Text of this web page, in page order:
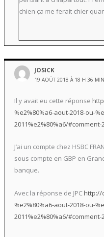
chien ça me ferait chier
JOSICK
19 AOÛT 2018 À 18 H 36 MIN
Il y avait eu cette réponse
%e2%80%a6-aout-2018-ou-
2011%e2%80%a6/#comment-
J’ai un compte chez HSBC
sous compte en GBP en
banque.
Avec la réponse de JPChttp://
%e2%80%a6-aout-2018-ou-
2011%e2%80%a6/#comment-